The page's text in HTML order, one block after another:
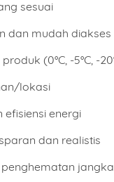
sesuai
dan mudah diakses
(0°C, -5°C, -
lokasi
energi
dan realistis